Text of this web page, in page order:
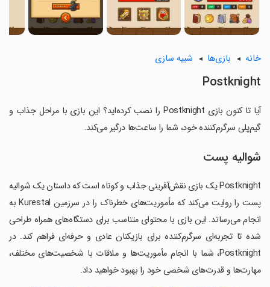
خانه بازی‌ها شبیه سازی
Postknight
آیا تا کنون بازی Postknight را نصب کرده‌اید؟ این بازی با مراحل جذاب و
گیم‌پلی سرگرم‌کننده خود، شما را ساعت‌ها درگیر می‌کند.
شوالیه پست
Postknight یک بازی نقش‌آفرینی جذاب و کوتاه است که داستان یک شوالیه
پست را روایت می‌کند که مأموریت‌های خطرناک را در سرزمین Kurestal به
انجام می‌رساند. این بازی با محتوای متناسب برای دستگاه‌های همراه طراحی
شده تا تجربه‌ای سرگرم‌کننده برای بازیکنان عادی و حرفه‌ای فراهم کند. در
Postknight، شما با انجام مأموریت‌ها و ملاقات با شخصیت‌های مختلف،
مهارت‌ها و قدرت‌های شخصی خود را بهبود خواهید داد.